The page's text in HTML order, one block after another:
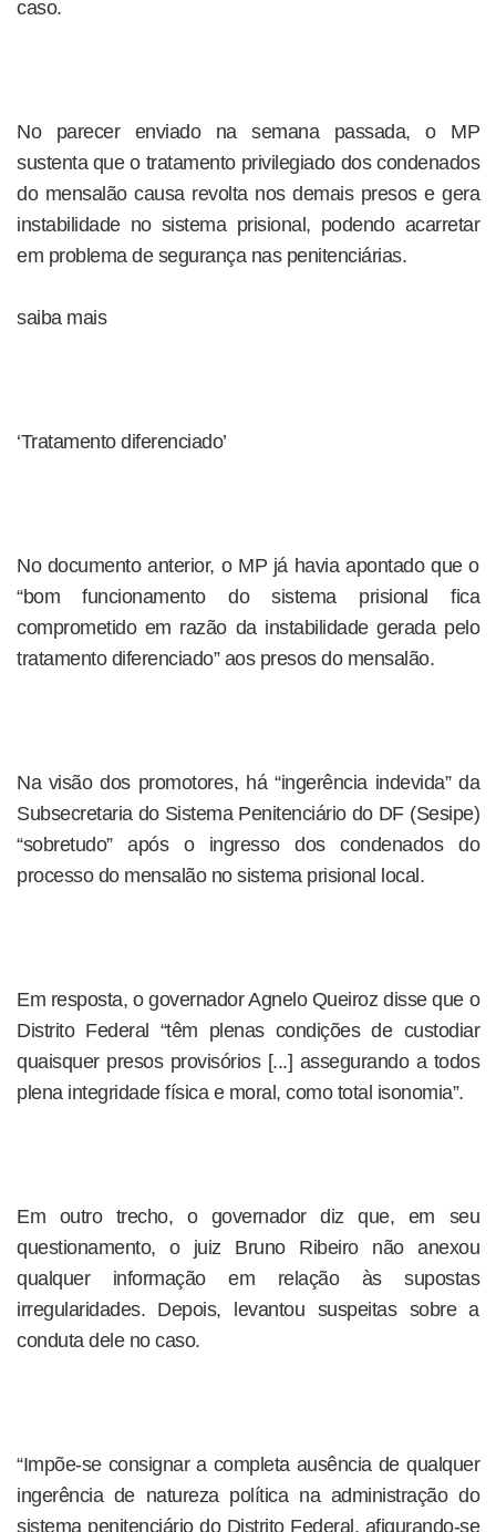
caso.
No parecer enviado na semana passada, o MP
sustenta que o tratamento privilegiado dos condenados
do mensalão causa revolta nos demais presos e gera
instabilidade no sistema prisional, podendo acarretar
em problema de segurança nas penitenciárias.
saiba mais
‘Tratamento diferenciado’
No documento anterior, o MP já havia apontado que o
“bom funcionamento do sistema prisional fica
comprometido em razão da instabilidade gerada pelo
tratamento diferenciado” aos presos do mensalão.
Na visão dos promotores, há “ingerência indevida” da
Subsecretaria do Sistema Penitenciário do DF (Sesipe)
“sobretudo” após o ingresso dos condenados do
processo do mensalão no sistema prisional local.
Em resposta, o governador Agnelo Queiroz disse que o
Distrito Federal “têm plenas condições de custodiar
quaisquer presos provisórios [...] assegurando a todos
plena integridade física e moral, como total isonomia”.
Em outro trecho, o governador diz que, em seu
questionamento, o juiz Bruno Ribeiro não anexou
qualquer informação em relação às supostas
irregularidades. Depois, levantou suspeitas sobre a
conduta dele no caso.
“Impõe-se consignar a completa ausência de qualquer
ingerência de natureza política na administração do
sistema penitenciário do Distrito Federal, afigurando-se